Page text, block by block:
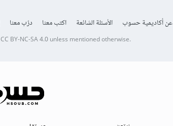
عن أكاديمية حسوب الأسئلة الشائعة اكتب معنا درّب معنا
CC BY-NC-SA 4.0unless mentioned otherwise.